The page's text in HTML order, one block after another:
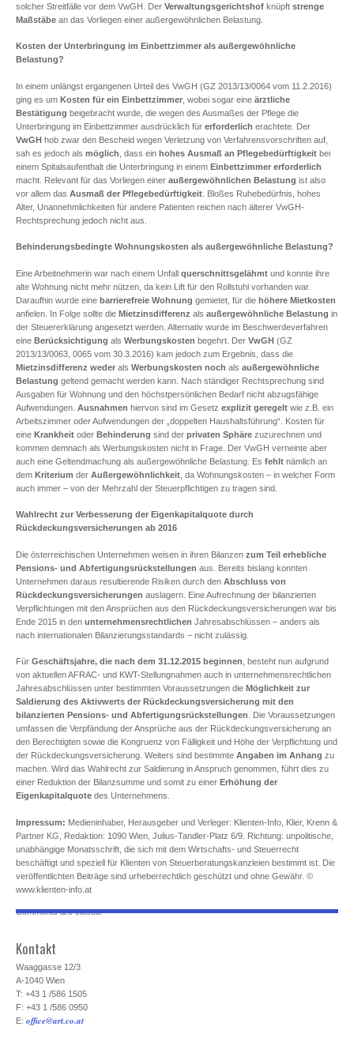
solcher Streitfälle vor dem VwGH. Der Verwaltungsgerichtshof knüpft strenge
Maßstäbe an das Vorliegen einer außergewöhnlichen Belastung.
Kosten der Unterbringung im Einbettzimmer als außergewöhnliche
Belastung?
In einem unlängst ergangenen Urteil des VwGH (GZ 2013/13/0064 vom 11.2.2016)
ging es um Kosten für ein Einbettzimmer , wobei sogar eine ärztliche
Bestätigung beigebracht wurde, die wegen des Ausmaßes der Pflege die
Unterbringung im Einbettzimmer ausdrücklich für erforderlich erachtete. Der
VwGH hob zwar den Bescheid wegen Verletzung von Verfahrensvorschriften auf,
sah es jedoch als möglich , dass ein hohes Ausmaß an Pflegebedürftigkeit bei
einem Spitalsaufenthalt die Unterbringung in einem Einbettzimmer erforderlich
macht. Relevant für das Vorliegen einer außergewöhnlichen Belastung ist also
vor allem das Ausmaß der Pflegebedürftigkeit . Bloßes Ruhebedürfnis, hohes
Alter, Unannehmlichkeiten für andere Patienten reichen nach älterer VwGH-
Rechtsprechung jedoch nicht aus.
Behinderungsbedingte Wohnungskosten als außergewöhnliche Belastung?
Eine Arbeitnehmerin war nach einem Unfall querschnittsgelähmt und konnte ihre
alte Wohnung nicht mehr nützen, da kein Lift für den Rollstuhl vorhanden war.
Daraufhin wurde eine barrierefreie Wohnung gemietet, für die höhere Mietkosten
anfielen. In Folge sollte die Mietzinsdifferenz als außergewöhnliche Belastung in
der Steuererklärung angesetzt werden. Alternativ wurde im Beschwerdeverfahren
eine Berücksichtigung als Werbungskosten begehrt. Der VwGH (GZ
2013/13/0063, 0065 vom 30.3.2016) kam jedoch zum Ergebnis, dass die
Mietzinsdifferenz weder als Werbungskosten noch als außergewöhnliche
Belastung geltend gemacht werden kann. Nach ständiger Rechtsprechung sind
Ausgaben für Wohnung und den höchstpersönlichen Bedarf nicht abzugsfähige
Aufwendungen. Ausnahmen hiervon sind im Gesetz explizit geregelt wie z.B. ein
Arbeitszimmer oder Aufwendungen der „doppelten Haushaltsführung“. Kosten für
eine Krankheit oder Behinderung sind der privaten Sphäre zuzurechnen und
kommen demnach als Werbungskosten nicht in Frage. Der VwGH verneinte aber
auch eine Geltendmachung als außergewöhnliche Belastung. Es fehlt nämlich an
dem Kriterium der Außergewöhnlichkeit , da Wohnungskosten – in welcher Form
auch immer – von der Mehrzahl der Steuerpflichtigen zu tragen sind.
Wahlrecht zur Verbesserung der Eigenkapitalquote durch
Rückdeckungsversicherungen ab 2016
Die österreichischen Unternehmen weisen in ihren Bilanzen zum Teil erhebliche
Pensions- und Abfertigungsrückstellungen aus. Bereits bislang konnten
Unternehmen daraus resultierende Risiken durch den Abschluss von
Rückdeckungsversicherungen auslagern. Eine Aufrechnung der bilanzierten
Verpflichtungen mit den Ansprüchen aus den Rückdeckungsversicherungen war bis
Ende 2015 in den unternehmensrechtlichen Jahresabschlüssen – anders als
nach internationalen Bilanzierungsstandards – nicht zulässig.
Für Geschäftsjahre, die nach dem 31.12.2015 beginnen , besteht nun aufgrund
von aktuellen AFRAC- und KWT-Stellungnahmen auch in unternehmensrechtlichen
Jahresabschlüssen unter bestimmten Voraussetzungen die Möglichkeit zur
Saldierung des Aktivwerts der Rückdeckungsversicherung mit den
bilanzierten Pensions- und Abfertigungsrückstellungen . Die Voraussetzungen
umfassen die Verpfändung der Ansprüche aus der Rückdeckungsversicherung an
den Berechtigten sowie die Kongruenz von Fälligkeit und Höhe der Verpflichtung und
der Rückdeckungsversicherung. Weiters sind bestimmte Angaben im Anhang zu
machen. Wird das Wahlrecht zur Saldierung in Anspruch genommen, führt dies zu
einer Reduktion der Bilanzsumme und somit zu einer Erhöhung der
Eigenkapitalquote des Unternehmens.
Impressum: Medieninhaber, Herausgeber und Verleger: Klienten-Info, Klier, Krenn &
Partner KG, Redaktion: 1090 Wien, Julius-Tandler-Platz 6/9. Richtung: unpolitische,
unabhängige Monatsschrift, die sich mit dem Wirtschafts- und Steuerrecht
beschäftigt und speziell für Klienten von Steuerberatungskanzleien bestimmt ist. Die
veröffentlichten Beiträge sind urheberrechtlich geschützt und ohne Gewähr. ©
www.klienten-info.at
Comments are closed.
Kontakt
Waaggasse 12/3
A-1040 Wien
T: +43 1 /586 1505
F: +43 1 /586 0950
E: office@art.co.at